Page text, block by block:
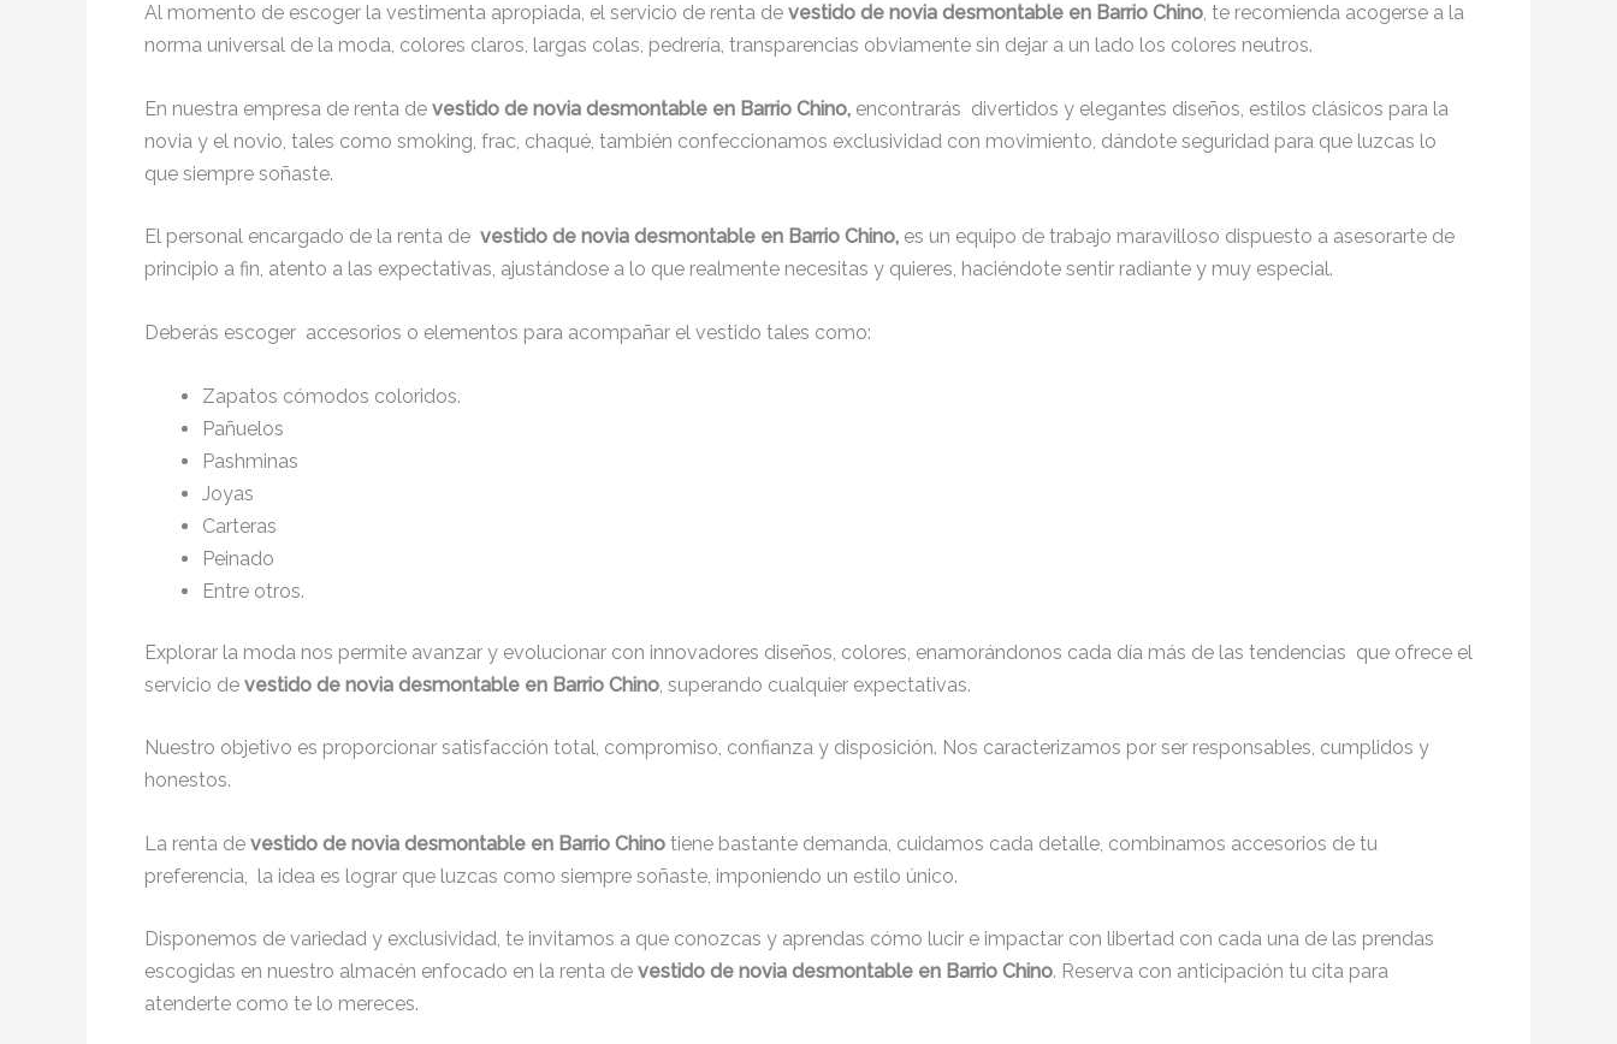
Al momento de escoger la vestimenta apropiada, el servicio de renta de vestido de novia desmontable en Barrio Chino, te recomienda acogerse a la
norma universal de la moda, colores claros, largas colas, pedrería, transparencias obviamente sin dejar a un lado los colores neutros.
En nuestra empresa de renta de vestido de novia desmontable en Barrio Chino, encontrarás divertidos y elegantes diseños, estilos clásicos para la
novia y el novio, tales como smoking, frac, chaqué, también confeccionamos exclusividad con movimiento, dándote seguridad para que luzcas lo
que siempre soñaste.
El personal encargado de la renta de vestido de novia desmontable en Barrio Chino, es un equipo de trabajo maravilloso dispuesto a asesorarte de
principio a fin, atento a las expectativas, ajustándose a lo que realmente necesitas y quieres, haciéndote sentir radiante y muy especial.
Deberás escoger accesorios o elementos para acompañar el vestido tales como:
Zapatos cómodos coloridos.
Pañuelos
Pashminas
Joyas
Carteras
Peinado
Entre otros.
Explorar la moda nos permite avanzar y evolucionar con innovadores diseños, colores, enamorándonos cada día más de las tendencias que ofrece el
servicio de vestido de novia desmontable en Barrio Chino , superando cualquier expectativas.
Nuestro objetivo es proporcionar satisfacción total, compromiso, confianza y disposición. Nos caracterizamos por ser responsables, cumplidos y
honestos.
La renta de vestido de novia desmontable en Barrio Chino tiene bastante demanda, cuidamos cada detalle, combinamos accesorios de tu
preferencia, la idea es lograr que luzcas como siempre soñaste, imponiendo un estilo único.
Disponemos de variedad y exclusividad, te invitamos a que conozcas y aprendas cómo lucir e impactar con libertad con cada una de las prendas
escogidas en nuestro almacén enfocado en la renta de vestido de novia desmontable en Barrio Chino. Reserva con anticipación tu cita para
atenderte como te lo mereces.